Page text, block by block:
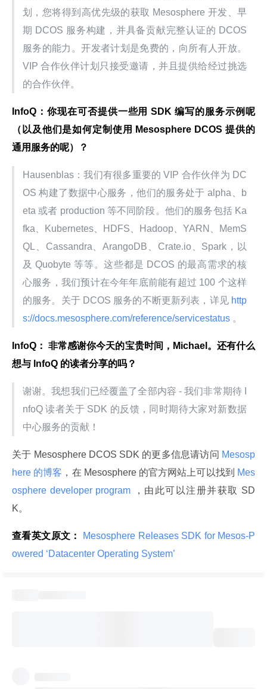
划，您将得到高优先级的获取 Mesosphere 开发、早
期 DCOS 服务构建，并具备贡献完整认证的 DCOS
服务的能力。开发者计划是免费的，向所有人开放。
VIP 合作伙伴计划只接受邀请，并且提供给经过挑选
的合作伙伴。
InfoQ：你现在可否提供一些用 SDK 编写的服务示例呢
（以及他们是如何定制使用 Mesosphere DCOS 提供的
通用服务的呢）？
Hausenblas：我们有很多重要的 VIP 合作伙伴为 DC
OS 构建了数据中心服务，他们的服务处于 alpha、b
eta 或者 production 等不同阶段。他们的服务包括 Ka
fka、Kubernetes、HDFS、Hadoop、YARN、MemS
QL、Cassandra、ArangoDB、Crate.io、Spark，以
及 Quobyte 等等。这些都是 DCOS 的最高需求的核
心服务，我们预计在今年年底前能有超过 100 个这样
的服务。关于 DCOS 服务的不断更新列表，详见 http
s://docs.mesosphere.com/reference/servicestatus 。
InfoQ： 非常感谢你今天的宝贵时间，Michael。还有什么
想与 InfoQ 的读者分享的吗？
谢谢。我想我们已经覆盖了全部内容 - 我们非常期待 I
nfoQ 读者关于 SDK 的反馈，同时期待大家对新数据
中心服务的贡献！
关于 Mesosphere DCOS SDK 的更多信息请访问 Mesosp
here 的博客 ，在 Mesosphere 的官方网站上可以找到 Mes
osphere developer program
，由此可以注册并获取 SD
K。
查看英文原文：
Mesosphere Releases SDK for Mesos-P
owered ‘Datacenter Operating System’